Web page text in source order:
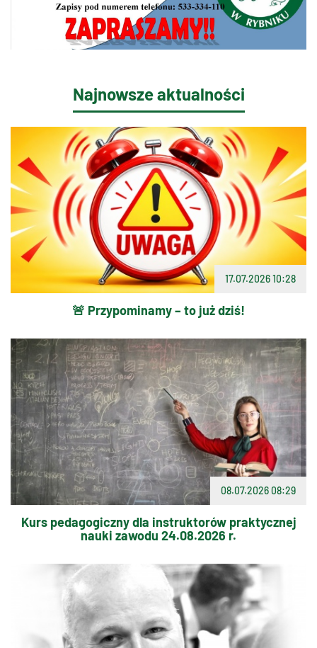
Najnowsze aktualności
17.07.2026 10:28
🚨 Przypominamy – to już dziś!
08.07.2026 08:29
Kurs pedagogiczny dla instruktorów praktycznej
nauki zawodu 24.08.2026 r.